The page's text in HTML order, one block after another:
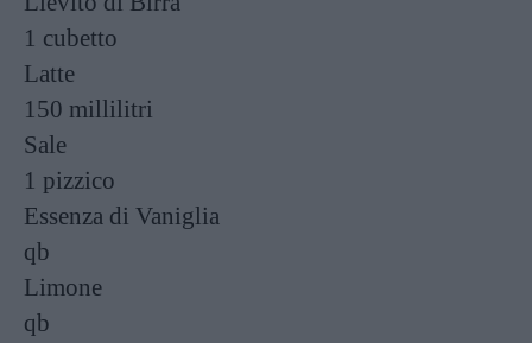
1 cubetto
Latte
150 millilitri
Sale
1 pizzico
Essenza di Vaniglia
qb
Limone
qb